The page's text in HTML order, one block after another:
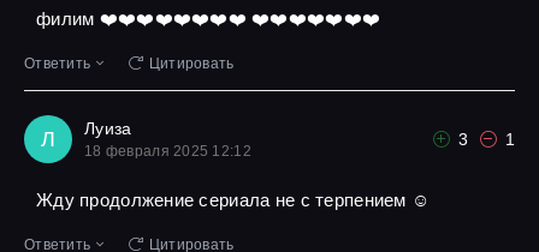
филим ❤️❤️❤️❤️❤️❤️❤️❤️ ❤️❤️❤️❤️❤️❤️❤️
Ответить Цитировать
Л Луиза
18 февраля 2025 12:12
3 1
Жду продолжение сериала не с терпением ☺
Ответить Цитировать